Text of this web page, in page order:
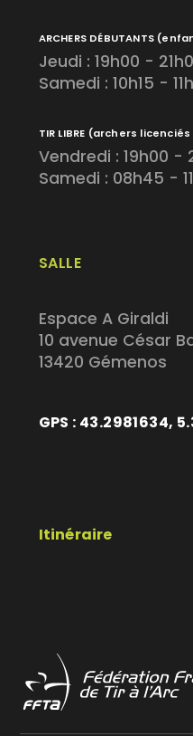
SALLE
Espace A Giraldi
10 avenue César
13420 Gémenos
GPS : 43.2981634,
Itinéraire
ARCHERS DÉBUTANTS
Jeudi : 19h00 -
Samedi : 10h15 -
TIR LIBRE (archers
Vendredi : 19h00 -
Samedi : 08h45 -